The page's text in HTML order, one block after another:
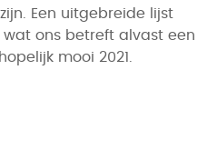
Een uitgebreide lijst
ons betreft alvast een
mooi 2021.